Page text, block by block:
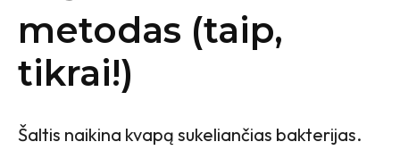
metodas (taip,
tikrai!)
Šaltis naikina kvapą sukeliančias bakterijas.